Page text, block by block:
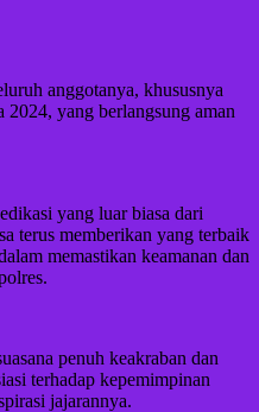
anggotanya, khususnya
2024, yang berlangsung aman
yang luar biasa dari
terus memberikan yang terbaik
memastikan keamanan dan
penuh keakraban dan
terhadap kepemimpinan
jajarannya.